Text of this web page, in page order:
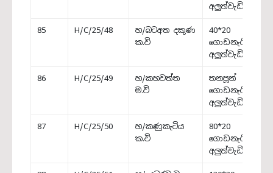
අලුත්වැඩියාව
85 H/C/25/48
හ/බටඅත දකුණ
ක.වි
40*20
ගොඩනැගිල්ල
අලුත්වැඩියාව
86 H/C/25/49
හ/කහවත්ත
ම.වි
තනපූන්
ගොඩනැගිල්ල
අලුත්වැඩියාව
87 H/C/25/50
හ/කණුකැටිය
ක.වි
80*20
ගොඩනැගිල්ල
අලුත්වැඩියාව